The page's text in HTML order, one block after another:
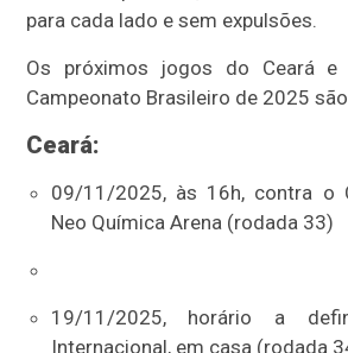
para cada lado e sem expulsões.
Os próximos jogos do Ceará e
Campeonato Brasileiro de 2025
Ceará:
09/11/2025, às 16h, contra o
Neo Química Arena (rodada 33)
19/11/2025, horário a
Internacional, em casa (rodada